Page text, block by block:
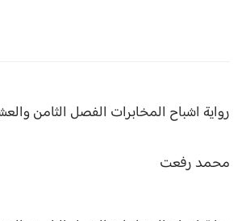
رواية اشباح المخابرات
محمد رفعت